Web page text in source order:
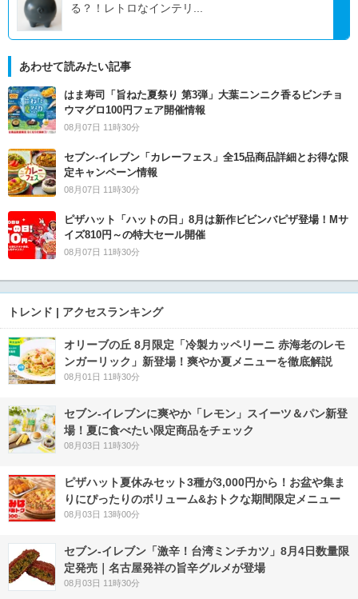
る？！レトロなインテリ...
あわせて読みたい記事
はま寿司「旨ねた夏祭り 第3弾」大葉ニンニク香るビンチョ
ウマグロ100円フェア開催情報
08月07日 11時30分
セブン‐イレブン「カレーフェス」全15品商品詳細とお得な限
定キャンペーン情報
08月07日 11時30分
ピザハット「ハットの日」8月は新作ビビンバピザ登場！Mサ
イズ810円～の特大セール開催
08月07日 11時30分
トレンド | アクセスランキング
オリーブの丘 8月限定「冷製カッペリーニ 赤海老のレモ
ンガーリック」新登場！爽やか夏メニューを徹底解説
08月01日 11時30分
セブン‐イレブンに爽やか「レモン」スイーツ＆パン新登
場！夏に食べたい限定商品をチェック
08月03日 11時30分
ピザハット夏休みセット3種が3,000円から！お盆や集ま
りにぴったりのボリューム&おトクな期間限定メニュー
08月03日 13時00分
セブン-イレブン「激辛！台湾ミンチカツ」8月4日数量限
定発売｜名古屋発祥の旨辛グルメが登場
08月03日 11時30分